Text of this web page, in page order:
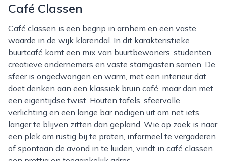
Café Classen
Café classen is een begrip in arnhem en een vaste
waarde in de wijk klarendal. In dit karakteristieke
buurtcafé komt een mix van buurtbewoners, studenten,
creatieve ondernemers en vaste stamgasten samen. De
sfeer is ongedwongen en warm, met een interieur dat
doet denken aan een klassiek bruin café, maar dan met
een eigentijdse twist. Houten tafels, sfeervolle
verlichting en een lange bar nodigen uit om net iets
langer te blijven zitten dan gepland. Wie op zoek is naar
een plek om rustig bij te praten, informeel te vergaderen
of spontaan de avond in te luiden, vindt in café classen